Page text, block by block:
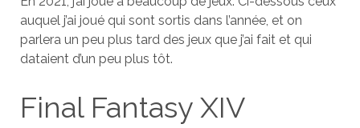
auquel j’ai joué qui sont sortis dans l’année, et on
parlera un peu plus tard des jeux que j’ai fait et qui
dataient d’un peu plus tôt.
Final Fantasy XIV